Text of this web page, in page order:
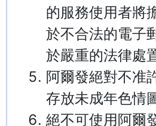
的服務使用者將
於不合法的電子
於嚴重的法律處
阿爾發絕對不准
存放未成年色情
絕不可使用阿爾